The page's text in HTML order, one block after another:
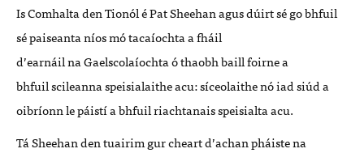
Is Comhalta den TionóléPat Sheehan agus dúirt ségo bhfuil
sé paiseantaníos mó tacaíochta a fháil
d’earnáilnaGaelscolaíochtaóthaobh baill foirne a
bhfuilscileannaspeisialaithe acu: síceolaithe nóiad siúd a
oibríonn le páistía bhfuil riachtanais speisialta acu.
TáSheehan den tuairim gur cheart d’achan pháiste na